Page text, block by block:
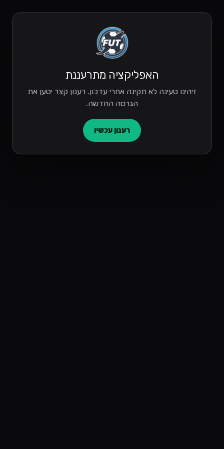
האפליקציה מתרעננת
זיהינו טעינה לא תקינה אחרי עדכון. רענון קצר יטען את
הגרסה החדשה.
רענון עכשיו